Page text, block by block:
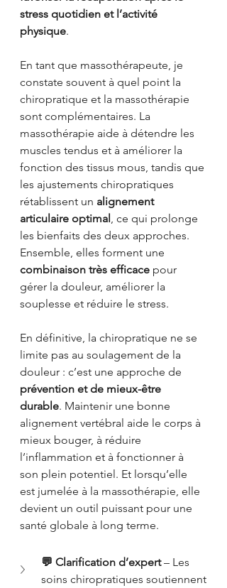
stress quotidien et l’activité
physique.
En tant que massothérapeute, je
constate souvent à quel point la
chiropratique et la massothérapie
sont complémentaires. La
massothérapie aide à détendre les
muscles tendus et à améliorer la
fonction des tissus mous, tandis que
les ajustements chiropratiques
rétablissent un alignement
articulaire optimal , ce qui prolonge
les bienfaits des deux approches.
Ensemble, elles forment une
combinaison très efficace pour
gérer la douleur, améliorer la
souplesse et réduire le stress.
En définitive, la chiropratique ne se
limite pas au soulagement de la
douleur : c’est une approche de
prévention et de mieux-être
durable. Maintenir une bonne
alignement vertébral aide le corps à
mieux bouger, à réduire
l’inflammation et à fonctionner à
son plein potentiel. Et lorsqu’elle
est jumelée à la massothérapie, elle
devient un outil puissant pour une
santé globale à long terme.
💬 Clarification d’expert – Les
soins chiropratiques soutiennent